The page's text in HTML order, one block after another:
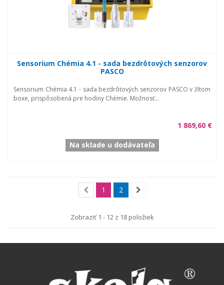
Sensorium Chémia 4.1 - sada bezdrôtových senzorov
PASCO
Sensorium Chémia 4.1 - sada bezdrôtových senzorov PASCO v žltom
boxe, prispôsobená pre hodiny Chémie. Možnosť...
1 869,60 €
Na sklade u dodávateľa
1 2
Zobraziť 1 - 12 z 18 položiek